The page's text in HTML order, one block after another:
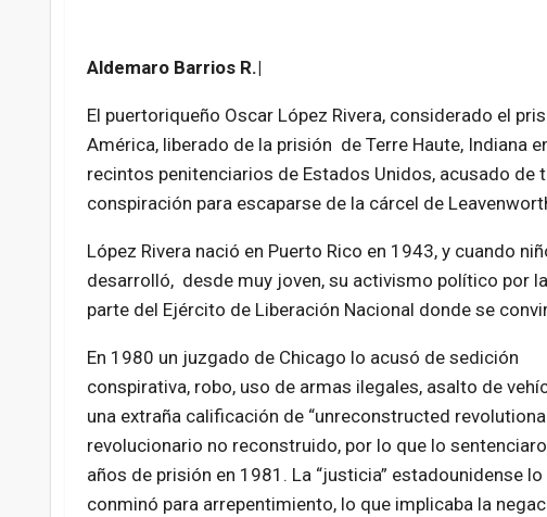
Aldemaro Barrios R.|
El puertoriqueño Oscar López Rivera, considerado el
América, liberado de la prisión de Terre Haute, Indiana
recintos penitenciarios de Estados Unidos, acusado
conspiración para escaparse de la cárcel de
López Rivera nació en Puerto Rico en 1943, y cuando
desarrolló, desde muy joven, su activismo político por
parte del Ejército de Liberación Nacional donde se
En 1980 un juzgado de Chicago lo acusó de sedición
conspirativa, robo, uso de armas ilegales, asalto de
una extraña calificación de “unreconstructed
revolucionario no reconstruido, por lo que lo
años de prisión en 1981. La “justicia” estadounidense lo
conminó para arrepentimiento, lo que implicaba la